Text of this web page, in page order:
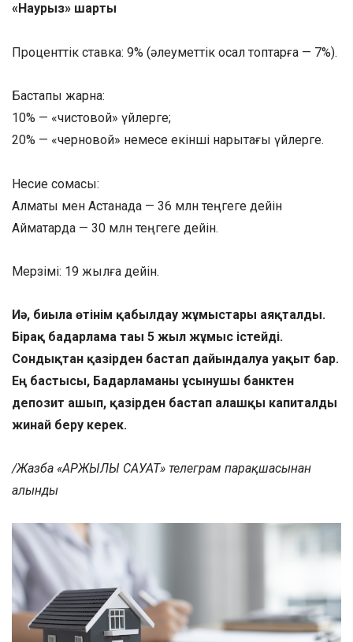
«Наурыз» шарты
Проценттік ставка: 9% (әлеуметтік осал топтарға — 7%).
Бастапқы жарна:
10% — «чистовой» үйлерге;
20% — «черновой» немесе екінші нарықтағы үйлерге.
Несие сомасы:
Алматы мен Астанада — 36 млн теңгеге дейін
Аймақтарда — 30 млн теңгеге дейін.
Мерзімі: 19 жылға дейін.
Иә, биылға өтінім қабылдау жұмыстары аяқталды.
Бірақ бағдарлама тағы 5 жыл жұмыс істейді.
Сондықтан қазірден бастап дайындалуға уақыт бар.
Ең бастысы, Бағдарламаны ұсынушы банктен
депозит ашып, қазірден бастап алғашқы капиталды
жинай беру керек.
/Жазба «ҚАРЖЫЛЫҚ САУАТ» телеграм парақшасынан
алынды